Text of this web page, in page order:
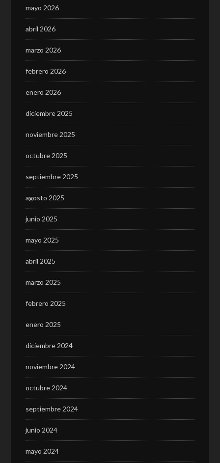
mayo 2026
abril 2026
marzo 2026
febrero 2026
enero 2026
diciembre 2025
noviembre 2025
octubre 2025
septiembre 2025
agosto 2025
junio 2025
mayo 2025
abril 2025
marzo 2025
febrero 2025
enero 2025
diciembre 2024
noviembre 2024
octubre 2024
septiembre 2024
junio 2024
mayo 2024